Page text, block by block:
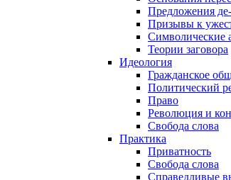
Предложения
Призывы к
Символические
Теории заговора
Идеология
Гражданское
Политический
Право
Революция и
Свобода слова
Практика
Приватность
Свобода слова
Справедливые